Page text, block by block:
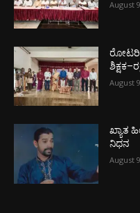
August
ರೋಟರಿ
August
ಖ್ಯಾತ
ನಿಧನ
August